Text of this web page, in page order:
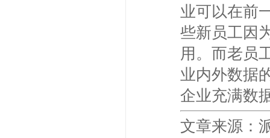
业可以在前
些新员工因
用。而老员
业内外数据
企业充满数
文章来源：